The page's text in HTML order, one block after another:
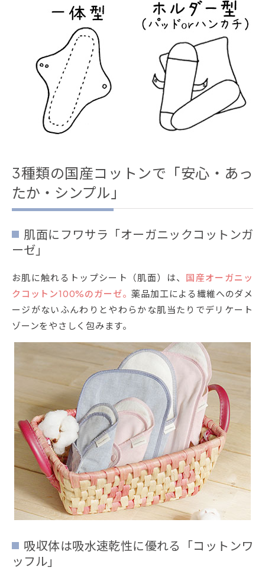
3種類の国産コットンで「安心・あっ
たか・シンプル」
肌面にフワサラ「オーガニックコットンガ
ーゼ」
お肌に触れるトップシート（肌面）は、 国産オーガニッ
クコットン100%のガーゼ。薬品加工による繊維へのダメ
ージがないふんわりとやわらかな肌当たりでデリケート
ゾーンをやさしく包みます。
吸収体は吸水速乾性に優れる「コットンワ
ッフル」